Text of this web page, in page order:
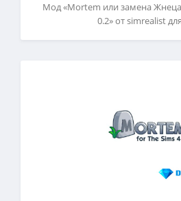
Мод «Mortem или замена
0.2» от simrealist